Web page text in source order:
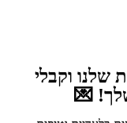
שלנו וקבלי